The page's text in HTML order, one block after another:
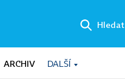
Hledat
ARCHIV DALŠÍ